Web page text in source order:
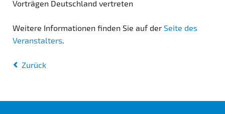
Vorträgen Deutschland vertreten
Weitere Informationen finden Sie auf der Seite des
Veranstalters.
Zurück